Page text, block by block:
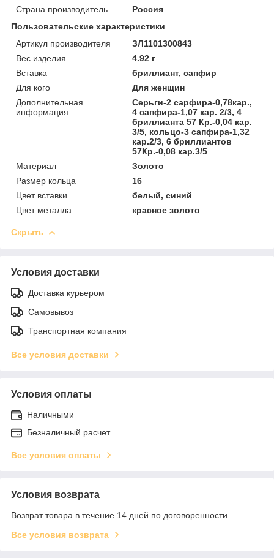
Страна производитель
Россия
Пользовательские характеристики
Артикул производителя
ЗЛ1101300843
Вес изделия
4.92 г
Вставка
бриллиант, сапфир
Для кого
Для женщин
Дополнительная
информация
Серьги-2 сарфира-0,78кар.,
4 сапфира-1,07 кар. 2/3, 4
бриллианта 57 Кр.-0,04 кар.
3/5, кольцо-3 сапфира-1,32
кар.2/3, 6 бриллиантов
57Кр.-0,08 кар.3/5
Материал
Золото
Размер кольца
16
Цвет вставки
белый, синий
Цвет металла
красное золото
Скрыть
Условия доставки
Доставка курьером
Самовывоз
Транспортная компания
Все условия доставки
Условия оплаты
Наличными
Безналичный расчет
Все условия оплаты
Условия возврата
Возврат товара в течение 14 дней по договоренности
Все условия возврата